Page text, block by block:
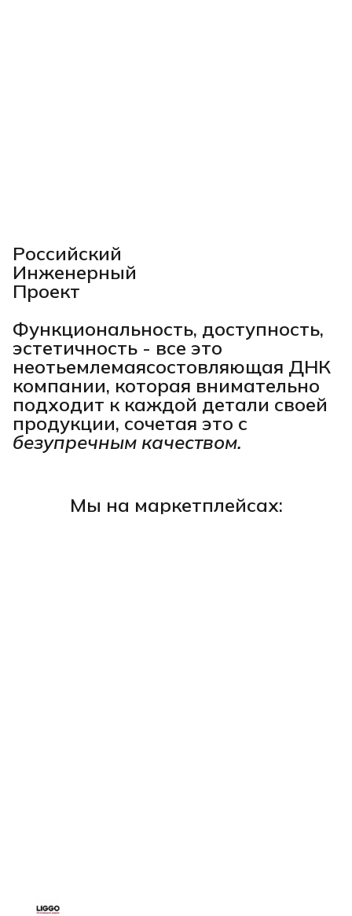
Российский
Инженерный
Проект
Функциональность, доступность,
эстетичность - все это
неотьемлемаясостовляющая ДНК
компании, которая внимательно
подходит к каждой детали своей
продукции, сочетая это с
безупречным качеством.
Мы на маркетплейсах: